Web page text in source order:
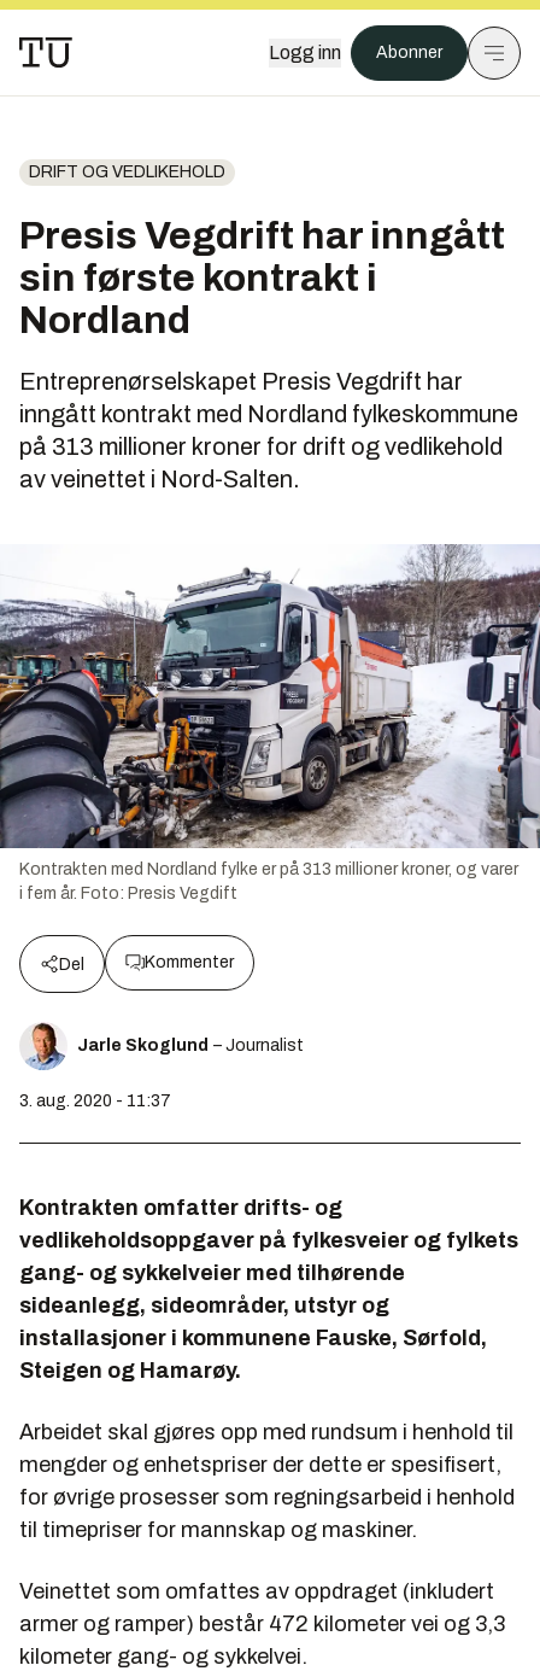
Logg inn Abonner
DRIFT OG VEDLIKEHOLD
Presis Vegdrift har inngått
sin første kontrakt i
Nordland
Entreprenørselskapet Presis Vegdrift har
inngått kontrakt med Nordland fylkeskommune
på 313 millioner kroner for drift og vedlikehold
av veinettet i Nord-Salten.
Kontrakten med Nordland fylke er på 313 millioner kroner, og varer
i fem år. Foto: Presis Vegdift
Del Kommenter
Jarle Skoglund – Journalist
3. aug. 2020 - 11:37
Kontrakten omfatter drifts- og
vedlikeholdsoppgaver på fylkesveier og fylkets
gang- og sykkelveier med tilhørende
sideanlegg, sideområder, utstyr og
installasjoner i kommunene Fauske, Sørfold,
Steigen og Hamarøy.
Arbeidet skal gjøres opp med rundsum i henhold til
mengder og enhetspriser der dette er spesifisert,
for øvrige prosesser som regningsarbeid i henhold
til timepriser for mannskap og maskiner.
Veinettet som omfattes av oppdraget (inkludert
armer og ramper) består 472 kilometer vei og 3,3
kilometer gang- og sykkelvei.